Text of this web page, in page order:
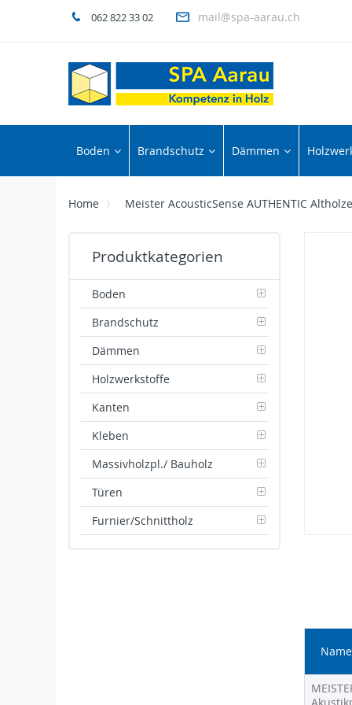
062 822 33 02 mail@spa-aarau.ch
Boden Brandschutz Dämmen
Home Meister AcousticSense AUTHENTIC
the
gallery
Produkte
Produktkategorien
Boden
Brandschutz
Dämmen
Holzwerkstoffe
Kanten
Kleben
Massivholzpl./ Bauholz
Türen
Furnier/Schnittholz